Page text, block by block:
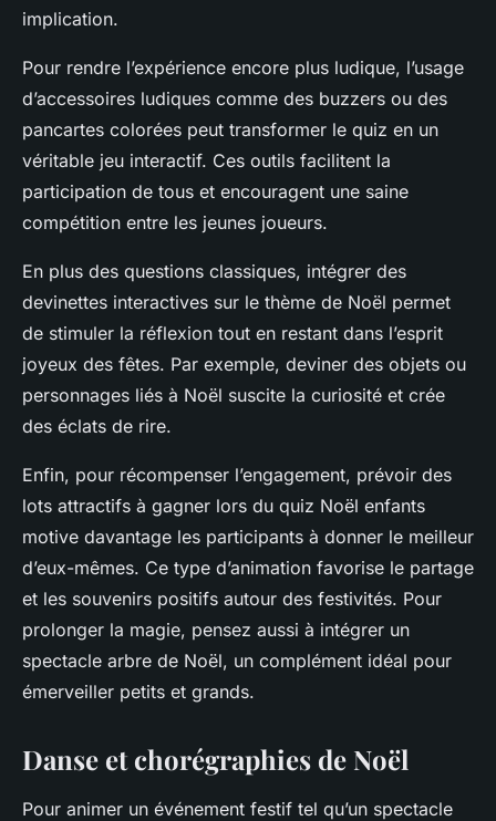
implication.
Pour rendre l’expérience encore plus ludique, l’usage
d’accessoires ludiques comme des buzzers ou des
pancartes colorées peut transformer le quiz en un
véritable jeu interactif. Ces outils facilitent la
participation de tous et encouragent une saine
compétition entre les jeunes joueurs.
En plus des questions classiques, intégrer des
devinettes interactives sur le thème de Noël permet
de stimuler la réflexion tout en restant dans l’esprit
joyeux des fêtes. Par exemple, deviner des objets ou
personnages liés à Noël suscite la curiosité et crée
des éclats de rire.
Enfin, pour récompenser l’engagement, prévoir des
lots attractifs à gagner lors du quiz Noël enfants
motive davantage les participants à donner le meilleur
d’eux-mêmes. Ce type d’animation favorise le partage
et les souvenirs positifs autour des festivités. Pour
prolonger la magie, pensez aussi à intégrer un
spectacle arbre de Noël, un complément idéal pour
émerveiller petits et grands.
Danse et chorégraphies de Noël
Pour animer un événement festif tel qu’un spectacle